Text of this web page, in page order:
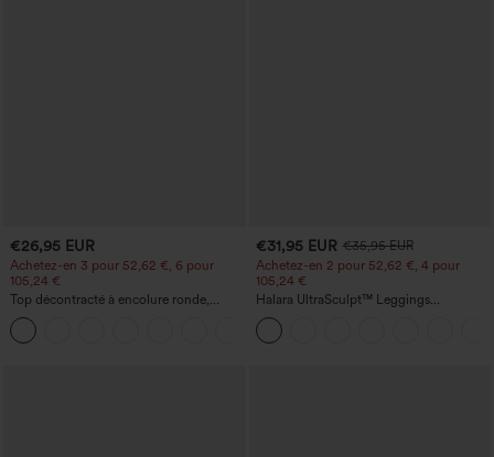
€26,95 EUR
Achetez-en 3 pour 52,62 €, 6 pour
105,24 €
Top décontracté à encolure ronde,
manches chauve-souris et coupe ample
€31,95 EUR €35,95 EUR
Achetez-en 2 pour 52,62 €, 4 pour
105,24 €
Halara UltraSculpt™ Leggings
d'entraînement sculptants taille haute,
effet ventre plat, avec poche